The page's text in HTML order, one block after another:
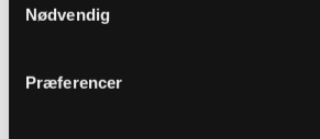
DRIVR
Nødvendig
Præferencer